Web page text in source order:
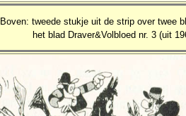
Boven: tweede stukje uit de strip over twee
het blad Draver&Volbloed nr. 3 (uit